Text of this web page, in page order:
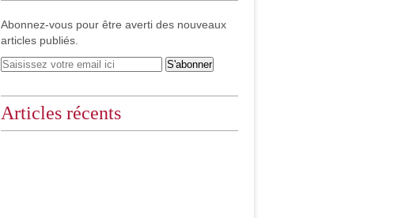
Abonnez-vous pour être averti des nouveaux
articles publiés.
Articles récents